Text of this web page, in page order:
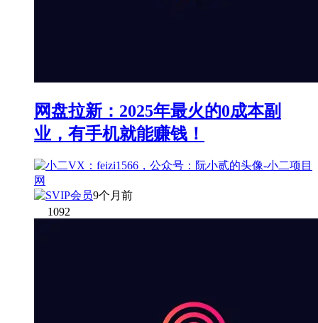
网盘拉新：2025年最火的0成本副
业，有手机就能赚钱！
9个月前
1092